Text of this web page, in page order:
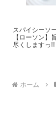
スパイシーソ
【ローソン】
尽くしますっ!!
ホーム